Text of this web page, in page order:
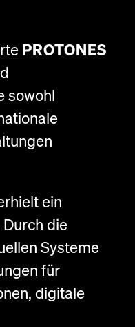
PROTONES
sowohl
ein
die
Systeme
für
digitale